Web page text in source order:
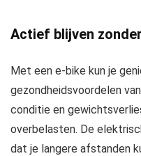
Actief blijven
Met een e-bike kun je
gezondheidsvoordelen
conditie en
overbelasten. De
dat je langere afstanden